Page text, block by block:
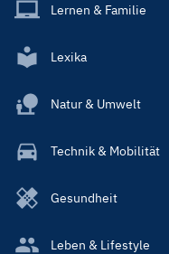
Lernen & Familie
Lexika
Natur & Umwelt
Technik & Mobilität
Gesundheit
Leben & Lifestyle